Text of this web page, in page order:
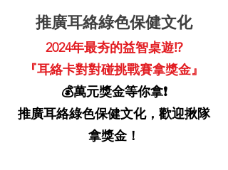
推廣耳絡綠色保健文化
2024年最夯的益智桌遊⁉️
『耳絡卡對對碰挑戰賽拿獎金』
💰萬元獎金等你拿❗️
推廣耳絡綠色保健文化，歡迎揪隊
拿獎金！